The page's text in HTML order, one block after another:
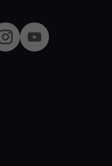
YouTube